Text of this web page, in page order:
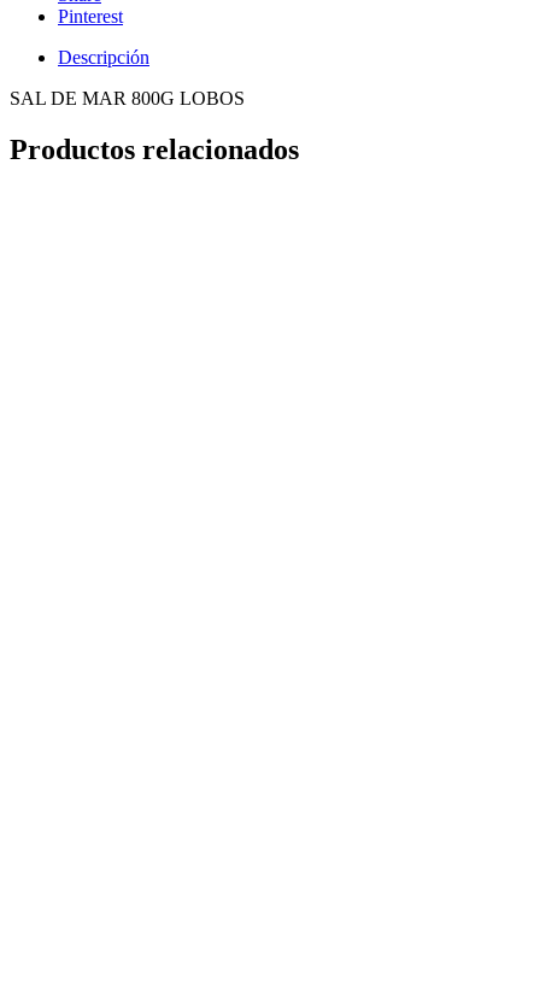
Pinterest
Descripción
SAL DE MAR 800G LOBOS
Productos relacionados